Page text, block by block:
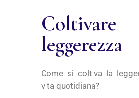
Coltivare
leggerezza
Come si coltiva la
vita quotidiana?